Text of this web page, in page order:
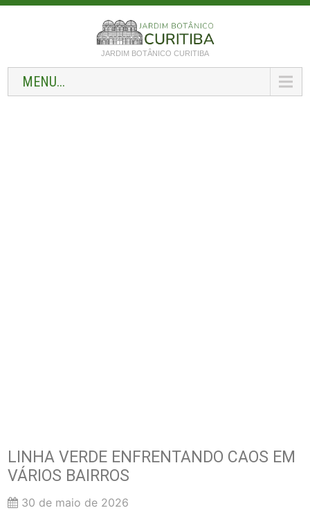
JARDIM BOTÂNICO CURITIBA
MENU...
LINHA VERDE ENFRENTANDO CAOS EM
VÁRIOS BAIRROS
30 de maio de 2026